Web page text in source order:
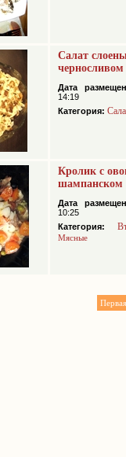
Салат
черносливом
Дата
14:19
Категория:
Кролик с
шампанском
Дата
10:25
Категория:
Мясные
Первая